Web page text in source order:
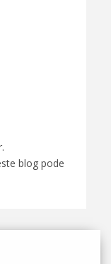
blog pode